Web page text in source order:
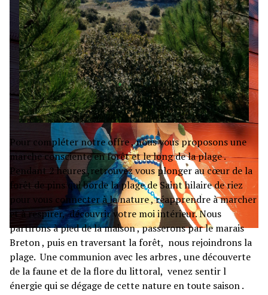
Pour compléter notre offre , nous vous proposons une
marche consciente en forêt et le long de la plage .
Pendant 2 heures ,retrouvez vous plonger au cœur de la
forêt de pins qui borde la plage de Saint hilaire de riez
pour vous connecter à la nature , réapprendre à marcher
et à respirer, découvrir votre moi intérieur. Nous
partirons à pied de la maison , passerons par le marais
Breton , puis en traversant la forêt, nous rejoindrons la
plage. Une communion avec les arbres , une découverte
de la faune et de la flore du littoral, venez sentir l
énergie qui se dégage de cette nature en toute saison .